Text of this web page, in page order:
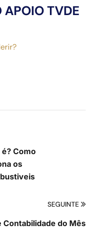
APOIO TVDE
Como
os
SEGUINTE
Contabilidade do Mês